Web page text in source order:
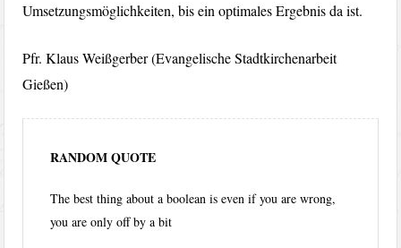
Umsetzungsmöglichkeiten, bis ein optimales Ergebnis da ist.
Pfr. Klaus Weißgerber (Evangelische Stadtkirchenarbeit
Gießen)
RANDOM QUOTE
The best thing about a boolean is even if you are wrong,
you are only off by a bit